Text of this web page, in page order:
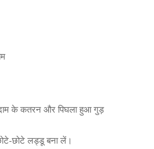
के कतरन और पिघला हुआ गुड़
छोटे लड्डू बना लें।